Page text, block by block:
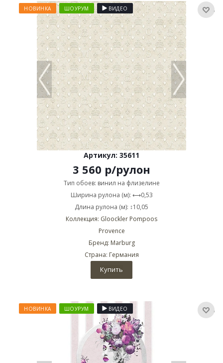
НОВИНКА ШОУРУМ ВИДЕО
Артикул: 35611
3 560 р/рулон
Тип обоев: винил на флизелине
Ширина рулона (м): ⟷0,53
Длина рулона (м): ↕10,05
Коллекция: Gloockler Pompoos
Provence
Бренд: Marburg
Страна: Германия
Купить
НОВИНКА ШОУРУМ ВИДЕО